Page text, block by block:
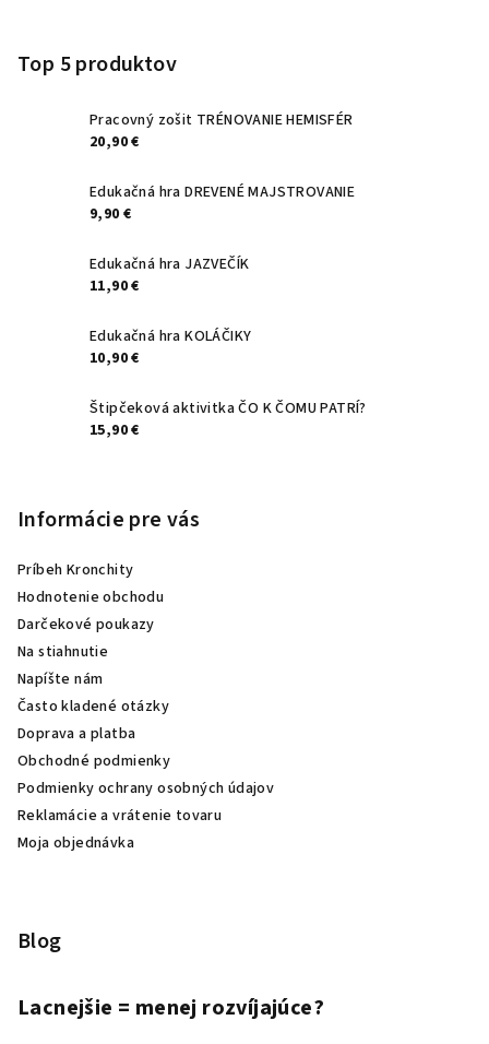
Top 5 produktov
Pracovný zošit TRÉNOVANIE HEMISFÉR
20,90 €
Edukačná hra DREVENÉ MAJSTROVANIE
9,90 €
Edukačná hra JAZVEČÍK
11,90 €
Edukačná hra KOLÁČIKY
10,90 €
Štipčeková aktivitka ČO K ČOMU PATRÍ?
15,90 €
Informácie pre vás
Príbeh Kronchity
Hodnotenie obchodu
Darčekové poukazy
Na stiahnutie
Napíšte nám
Často kladené otázky
Doprava a platba
Obchodné podmienky
Podmienky ochrany osobných údajov
Reklamácie a vrátenie tovaru
Moja objednávka
Blog
Lacnejšie = menej rozvíjajúce?